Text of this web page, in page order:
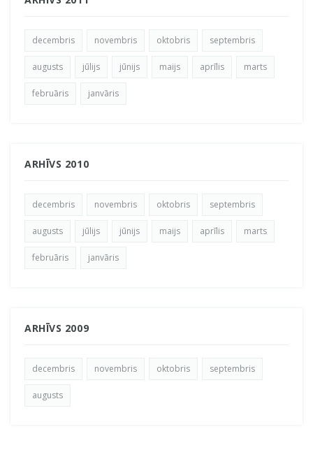
decembris novembris oktobris septembris
augusts jūlijs jūnijs maijs aprīlis marts
februāris janvāris
ARHĪVS 2010
decembris novembris oktobris septembris
augusts jūlijs jūnijs maijs aprīlis marts
februāris janvāris
ARHĪVS 2009
decembris novembris oktobris septembris
augusts